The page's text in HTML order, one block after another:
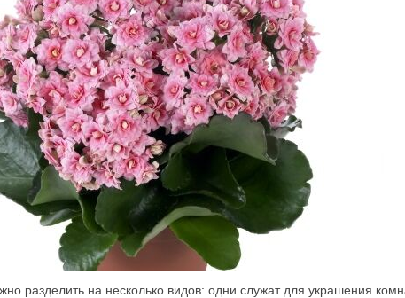
разделить на несколько видов: одни служат для украшения